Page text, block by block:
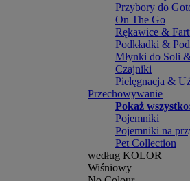
Przybory do
On The Go
Rękawice &
Podkładki &
Młynki do Soli
Czajniki
Pielęgnacja &
Przechowywanie
Pokaż
Pojemniki
Pojemniki na
Pet Collection
według KOLOR
Wiśniowy